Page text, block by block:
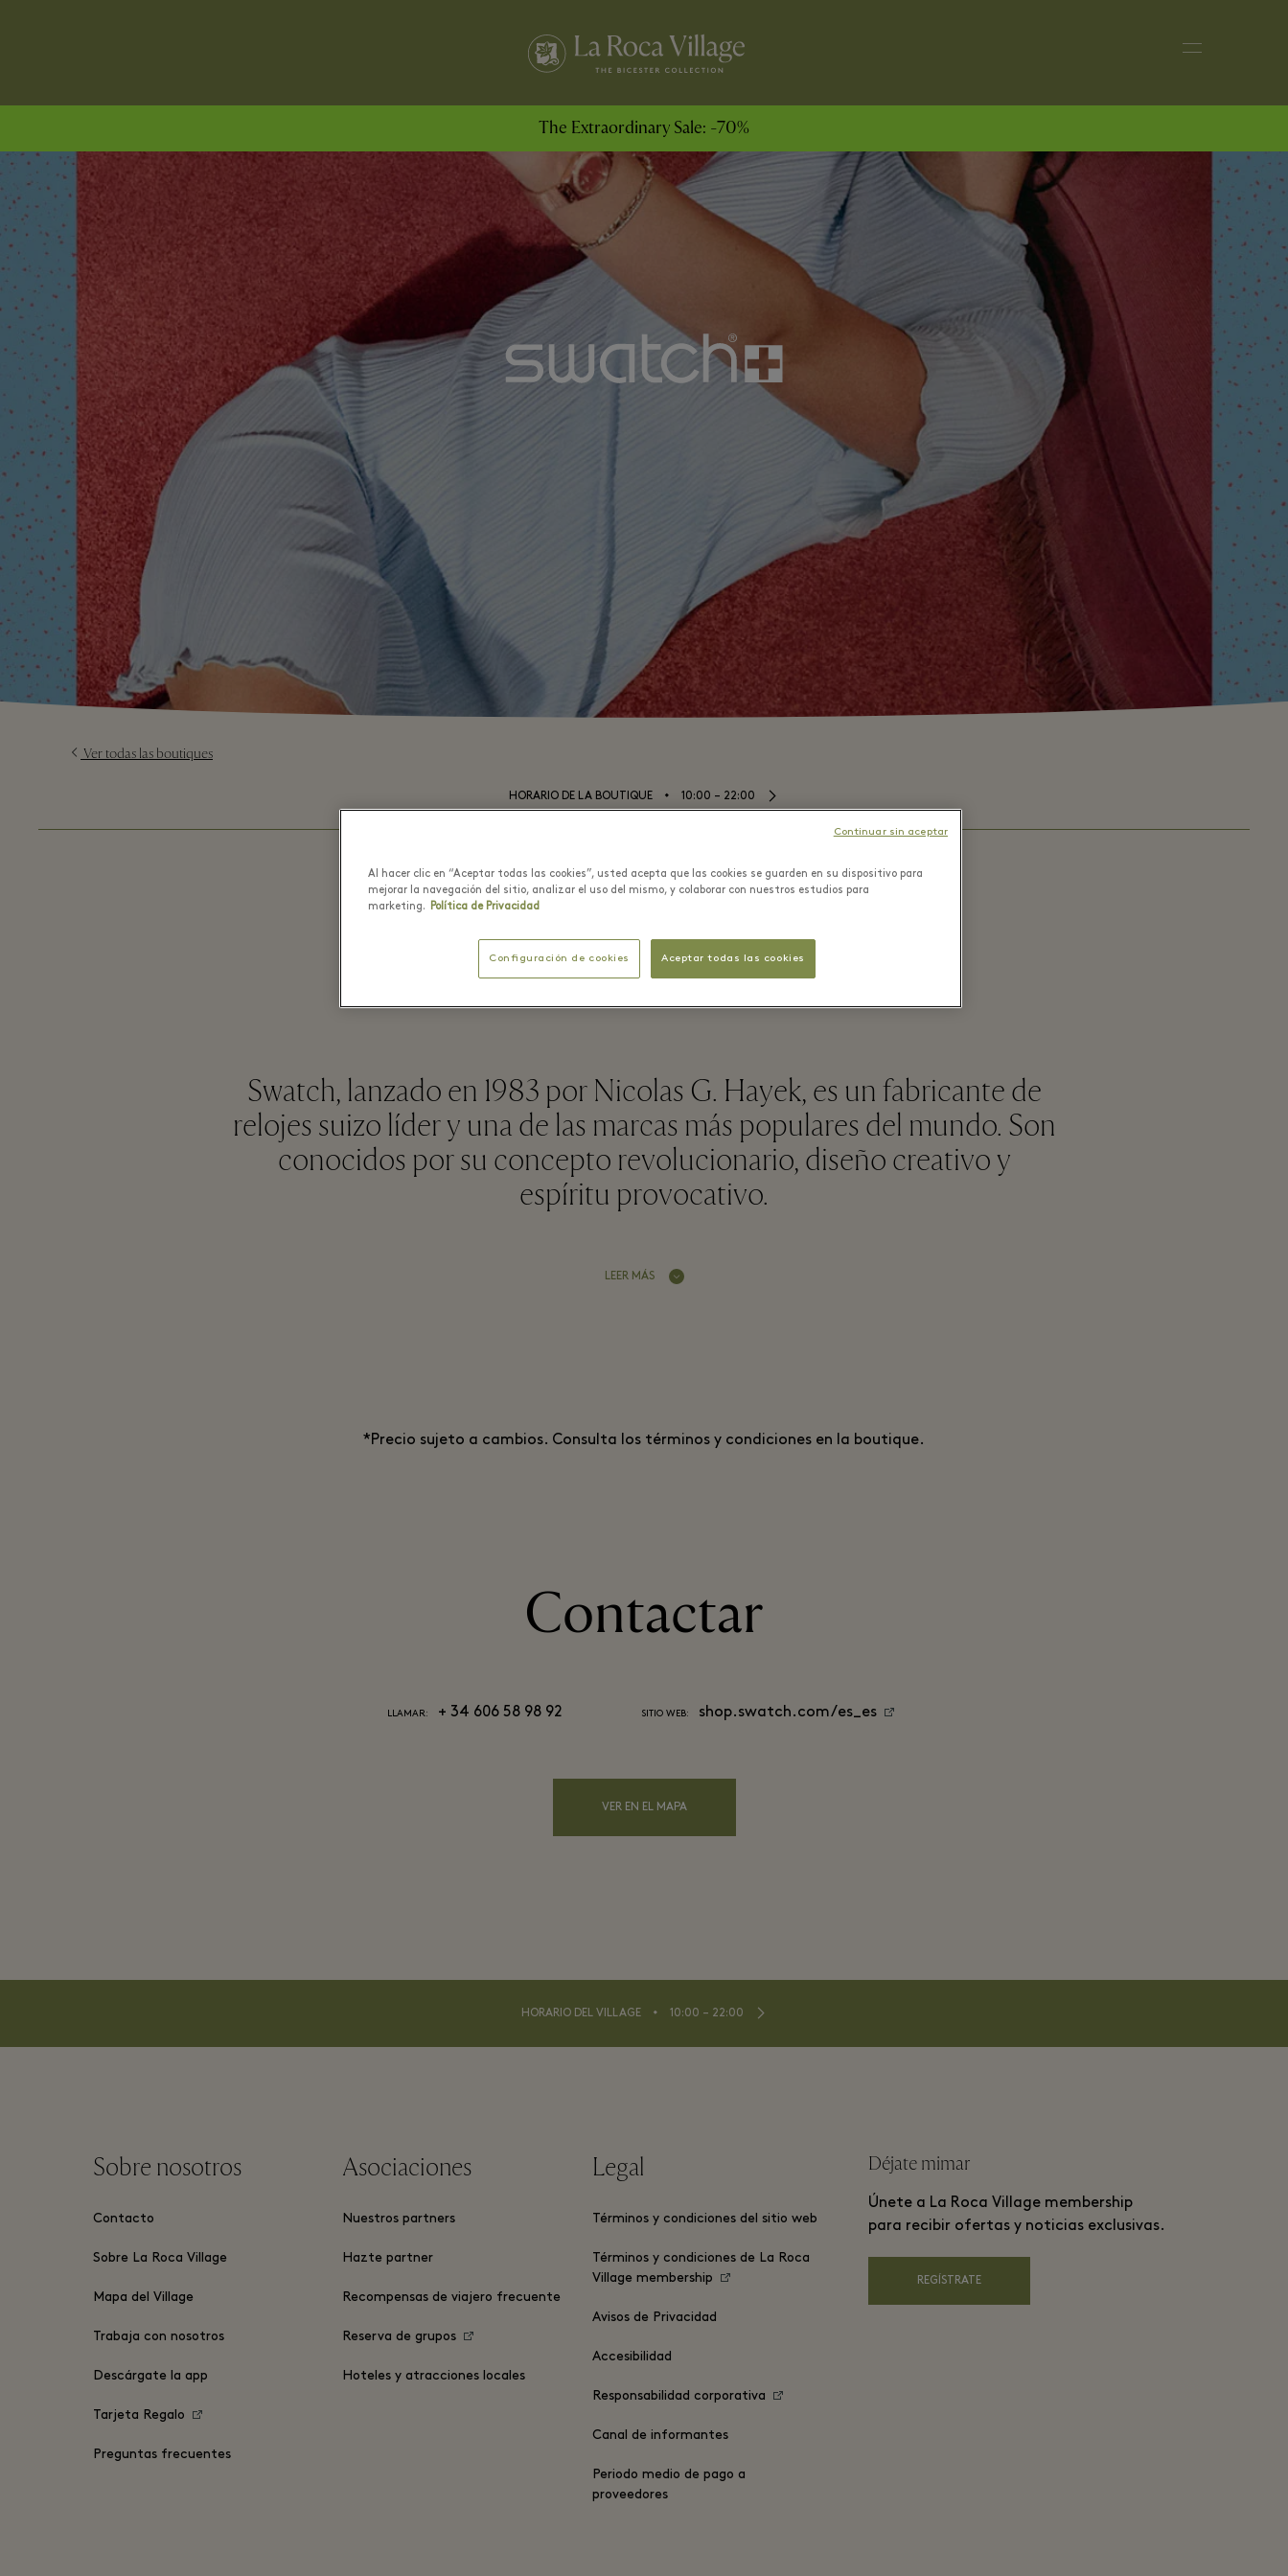
The Extraordinary Sale: -70%
Ver todas las boutiques
HORARIO DE LA BOUTIQUE ⬩ 10:00 – 22:00
Swatch - La Roca Village
Swatch, lanzado en 1983 por Nicolas G. Hayek, es un fabricante de
relojes suizo líder y una de las marcas más populares del mundo. Son
conocidos por su concepto revolucionario, diseño creativo y
espíritu provocativo.
LEER MÁS
*Precio sujeto a cambios. Consulta los términos y condiciones en la boutique.
Contactar
LLAMAR: + 34 606 58 98 92 SITIO WEB: shop.swatch.com/es_es
VER EN EL MAPA
HORARIO DEL VILLAGE ⬩ 10:00 – 22:00
Sobre nosotros
Contacto
Sobre La Roca Village
Mapa del Village
Trabaja con nosotros
Descárgate la app
Tarjeta Regalo
Preguntas frecuentes
Asociaciones
Nuestros partners
Hazte partner
Recompensas de viajero frecuente
Reserva de grupos
Hoteles y atracciones locales
Legal
Términos y condiciones del sitio web
Términos y condiciones de La Roca
Village membership
Avisos de Privacidad
Accesibilidad
Responsabilidad corporativa
Canal de informantes
Periodo medio de pago a
proveedores
Déjate mimar
Únete a La Roca Village membership
para recibir ofertas y noticias exclusivas.
REGÍSTRATE
Al hacer clic en “Aceptar todas las cookies”, usted acepta que las cookies se guarden en su dispositivo para
mejorar la navegación del sitio, analizar el uso del mismo, y colaborar con nuestros estudios para
marketing.
Política de Privacidad
Configuración de cookies Aceptar todas las cookies
Continuar sin aceptar